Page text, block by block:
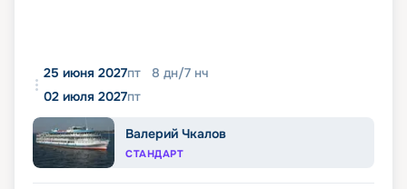
25 июня 2027пт 8 дн/7 нч
02 июля 2027пт
Валерий Чкалов
СТАНДАРТ